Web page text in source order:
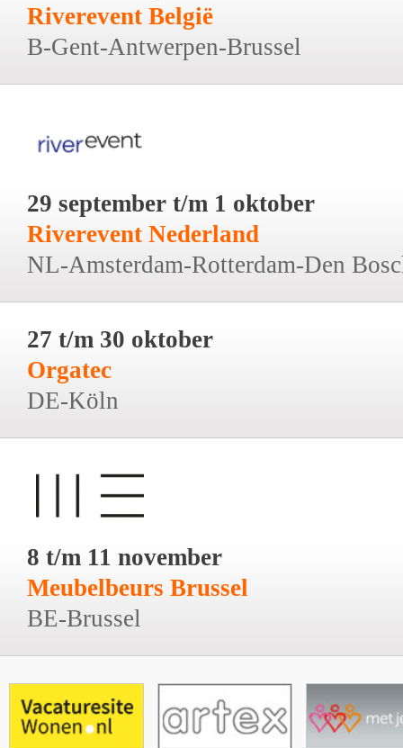
Riverevent België
B-Gent-Antwerpen-Brussel
29 september t/m 1 oktober
Riverevent Nederland
NL-Amsterdam-Rotterdam-Den
27 t/m 30 oktober
Orgatec
DE-Köln
8 t/m 11 november
Meubelbeurs Brussel
BE-Brussel